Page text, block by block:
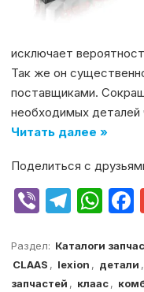
исключает
Так же он
поставщиками.
необходимых
Читать далее »
Поделиться с
V
er
T
e
g
W
at
s
Раздел: Каталоги
CLAAS , lexion , детали ,
запчастей , клаас,